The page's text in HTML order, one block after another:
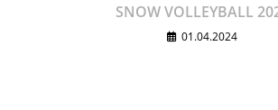
SNOW VOLLEYBALL
01.04.2024